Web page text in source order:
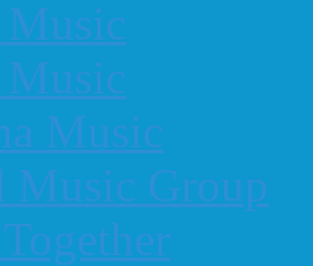
Music
Music Group